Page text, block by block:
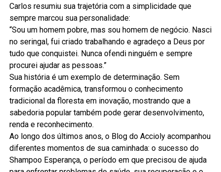
Carlos resumiu sua trajetória com a simplicidade que
sempre marcou sua personalidade:
“Sou um homem pobre, mas sou homem de negócio. Nasci
no seringal, fui criado trabalhando e agradeço a Deus por
tudo que conquistei. Nunca ofendi ninguém e sempre
procurei ajudar as pessoas.”
Sua história é um exemplo de determinação. Sem
formação acadêmica, transformou o conhecimento
tradicional da floresta em inovação, mostrando que a
sabedoria popular também pode gerar desenvolvimento,
renda e reconhecimento.
Ao longo dos últimos anos, o Blog do Accioly acompanhou
diferentes momentos de sua caminhada: o sucesso do
Shampoo Esperança, o período em que precisou de ajuda